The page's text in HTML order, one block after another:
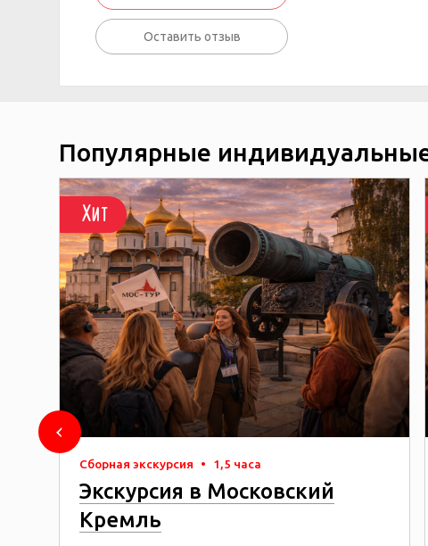
Оставить отзыв
Популярные индивидуальные
Хит
Сборная экскурсия • 1,5 часа
Экскурсия в Московский
Кремль